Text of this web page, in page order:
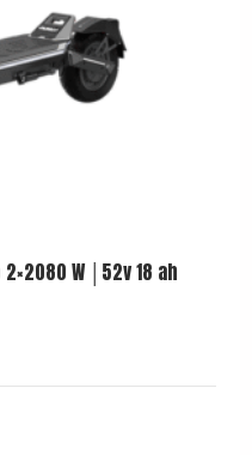
W │52v 18 ah